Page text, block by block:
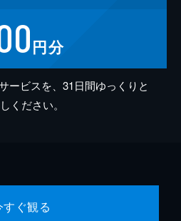
円分
ービスを、31日間ゆっくりと
ください。
すぐ観る